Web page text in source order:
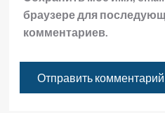
браузере для
комментариев.